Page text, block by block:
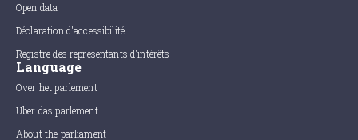
Open data
Déclaration d'accessibilité
Registre des représentants d'intérêts
Language
Over het parlement
Uber das parlement
About the parliament